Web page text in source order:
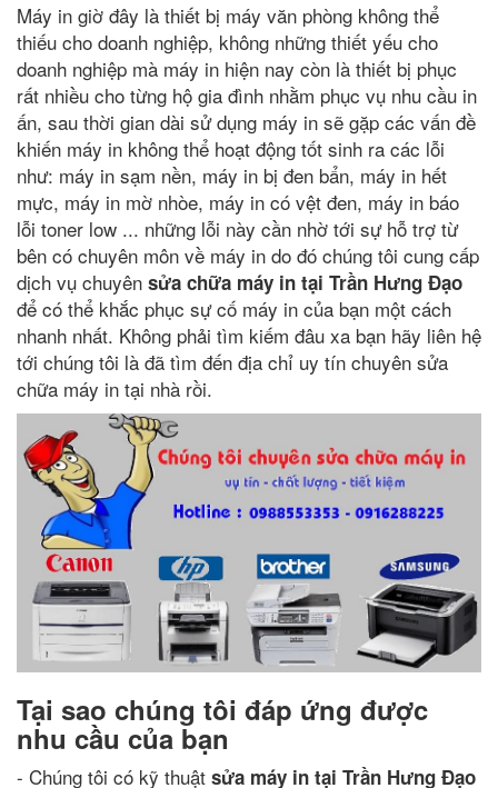
Máy in giờ đây là thiết bị máy văn phòng không thể
thiếu cho doanh nghiệp, không những thiết yếu cho
doanh nghiệp mà máy in hiện nay còn là thiết bị phục
rất nhiều cho từng hộ gia đình nhằm phục vụ nhu cầu in
ấn, sau thời gian dài sử dụng máy in sẽ gặp các vấn đề
khiến máy in không thể hoạt động tốt sinh ra các lỗi
như: máy in sạm nền, máy in bị đen bẩn, máy in hết
mực, máy in mờ nhòe, máy in có vệt đen, máy in báo
lỗi toner low ... những lỗi này cần nhờ tới sự hỗ trợ từ
bên có chuyên môn về máy in do đó chúng tôi cung cấp
dịch vụ chuyên sửa chữa máy in tại Trần Hưng Đạo
để có thể khắc phục sự cố máy in của bạn một cách
nhanh nhất. Không phải tìm kiếm đâu xa bạn hãy liên hệ
tới chúng tôi là đã tìm đến địa chỉ uy tín chuyên sửa
chữa máy in tại nhà rồi.
Tại sao chúng tôi đáp ứng được
nhu cầu của bạn
- Chúng tôi có kỹ thuật sửa máy in tại Trần Hưng Đạo